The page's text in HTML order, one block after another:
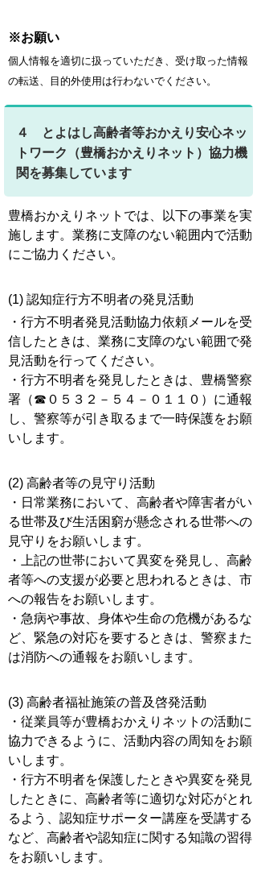
※お願い
個人情報を適切に扱っていただき、受け取った情報
の転送、目的外使用は行わないでください。
４ とよはし高齢者等おかえり安心ネッ
トワーク（豊橋おかえりネット）協力機
関を募集しています
豊橋おかえりネットでは、以下の事業を実
施します。業務に支障のない範囲内で活動
にご協力ください。
(1) 認知症行方不明者の発見活動
・行方不明者発見活動協力依頼メールを受
信したときは、業務に支障のない範囲で発
見活動を行ってください。
・行方不明者を発見したときは、豊橋警察
署（☎０５３２－５４－０１１０）に通報
し、警察等が引き取るまで一時保護をお願
いします。
(2) 高齢者等の見守り活動
・日常業務において、高齢者や障害者がい
る世帯及び生活困窮が懸念される世帯への
見守りをお願いします。
・上記の世帯において異変を発見し、高齢
者等への支援が必要と思われるときは、市
への報告をお願いします。
・急病や事故、身体や生命の危機があるな
ど、緊急の対応を要するときは、警察また
は消防への通報をお願いします。
(3) 高齢者福祉施策の普及啓発活動
・従業員等が豊橋おかえりネットの活動に
協力できるように、活動内容の周知をお願
いします。
・行方不明者を保護したときや異変を発見
したときに、高齢者等に適切な対応がとれ
るよう、認知症サポーター講座を受講する
など、高齢者や認知症に関する知識の習得
をお願いします。